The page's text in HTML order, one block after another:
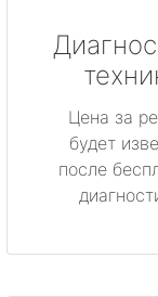
Цена за
будет
после